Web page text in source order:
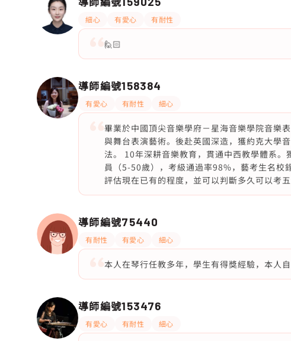
細心 有愛心 有耐性
🙋🏻
導師編號158384
有愛心 有耐性 細心
畢業於中國頂尖音樂學府－星海音樂學院音樂
與舞台表演藝術。後赴英國深造，獲約克大學
法。 10年深耕音樂教育，貫通中西教學體系
員（5-50歲），考級通過率98%，藝考生名校
評估現在已有的程度，並可以判斷多久可以考五
導師編號75440
有耐性 有愛心 細心
本人在琴行任教多年，學生有得獎經驗，本人
導師編號153476
有愛心 有耐性 細心